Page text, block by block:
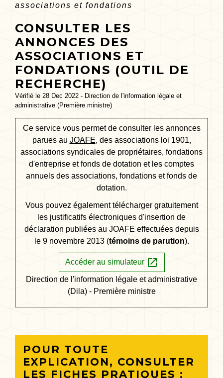
associations et fondations
CONSULTER LES
ANNONCES DES
ASSOCIATIONS ET
FONDATIONS (OUTIL DE
RECHERCHE)
Vérifié le 28 Dec 2022 - Direction de l'information légale et
administrative (Première ministre)
Ce service vous permet de consulter les annonces
parues au JOAFE, des associations loi 1901,
associations syndicales de propriétaires, fondations
d'entreprise et fonds de dotation et les comptes
annuels des associations, fondations et fonds de
dotation.
Vous pouvez également télécharger gratuitement
les justificatifs électroniques d'insertion de
déclaration publiées au JOAFE effectuées depuis
le 9 novembre 2013 (témoins de parution).
Accéder au simulateur open_in_new
Direction de l'information légale et administrative
(Dila) - Première ministre
POUR TOUTE
EXPLICATION, CONSULTER
LES FICHES PRATIQUES :